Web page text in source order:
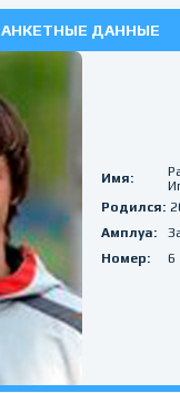
АНКЕТНЫЕ ДАННЫЕ
Имя:
Родился:
Амплуа:
Номер:
6